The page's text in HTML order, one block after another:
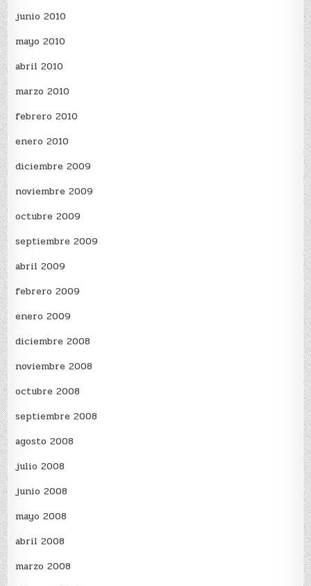
junio 2010
mayo 2010
abril 2010
marzo 2010
febrero 2010
enero 2010
diciembre 2009
noviembre 2009
octubre 2009
septiembre 2009
abril 2009
febrero 2009
enero 2009
diciembre 2008
noviembre 2008
octubre 2008
septiembre 2008
agosto 2008
julio 2008
junio 2008
mayo 2008
abril 2008
marzo 2008